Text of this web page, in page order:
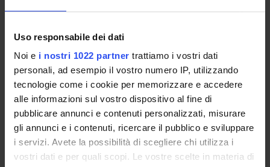
Uso responsabile dei dati
Noi e i nostri 1022 partner trattiamo i vostri dati
personali, ad esempio il vostro numero IP, utilizzando
tecnologie come i cookie per memorizzare e accedere
alle informazioni sul vostro dispositivo al fine di
pubblicare annunci e contenuti personalizzati, misurare
gli annunci e i contenuti, ricercare il pubblico e sviluppare
i servizi. Avete la possibilità di scegliere chi utilizza i
vostri dati e per quali scopi. Le vostre scelte in materia di
AREE DI RICERCA
GRUPPI DI RICERCA
DOTTORATI DI RICERCA
STRUTTURE
BIBLIOTECHE